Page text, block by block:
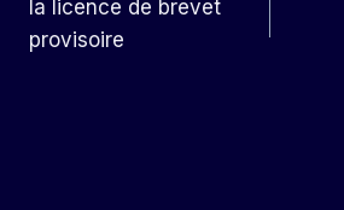
la licence de brevet
provisoire